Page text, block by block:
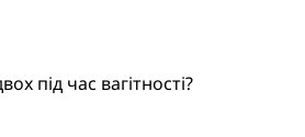
під час вагітності?